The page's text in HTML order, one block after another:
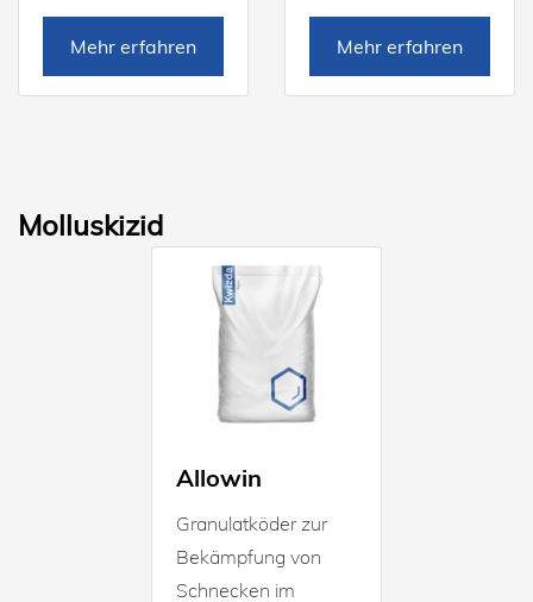
Mehr erfahren Mehr erfahren
Molluskizid
Allowin
Granulatköder zur
Bekämpfung von
Schnecken im